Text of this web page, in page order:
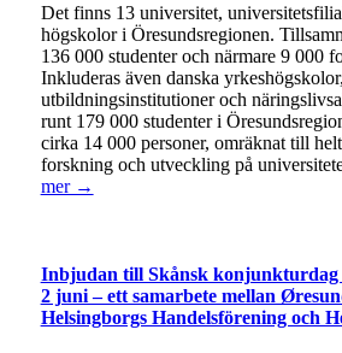
Det finns 13 universitet,
högskolor i Öresundsregionen.
136 000 studenter och närmare 9 000
Inkluderas även danska
utbildningsinstitutioner och
runt 179 000 studenter i
cirka 14 000 personer, omräknat till
forskning och utveckling på
mer →
Inbjudan till Skånsk konjunkturdag
2 juni – ett samarbete mellan
Helsingborgs Handelsförening och